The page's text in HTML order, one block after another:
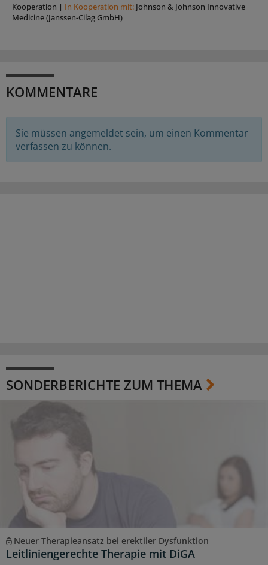
Kooperation | In Kooperation mit: Johnson & Johnson Innovative
Medicine (Janssen-Cilag GmbH)
KOMMENTARE
Sie müssen angemeldet sein, um einen Kommentar
verfassen zu können.
SONDERBERICHTE ZUM THEMA
Neuer Therapieansatz bei erektiler Dysfunktion
Leitliniengerechte Therapie mit DiGA